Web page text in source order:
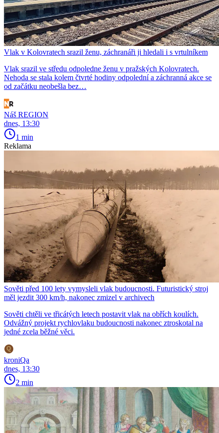
Vlak v Kolovratech srazil ženu, záchranáři ji hledali i s vrtulníkem
Vlak srazil ve středu odpoledne ženu v pražských Kolovratech.
Nehoda se stala kolem čtvrté hodiny odpolední a záchranná akce se
od začátku neobešla bez…
Náš REGION
dnes, 13:30
1 min
Reklama
Sověti před 100 lety vymysleli vlak budoucnosti. Futuristický stroj
měl jezdit 300 km/h, nakonec zmizel v archivech
Sověti chtěli ve třicátých letech postavit vlak na obřích koulích.
Odvážný projekt rychlovlaku budoucnosti nakonec ztroskotal na
jedné zcela běžné věci.
kroniQa
dnes, 13:30
2 min